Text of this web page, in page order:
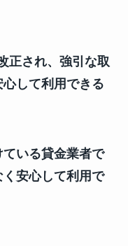
正され、強引な取
して利用できる
いる貸金業者で
安心して利用で